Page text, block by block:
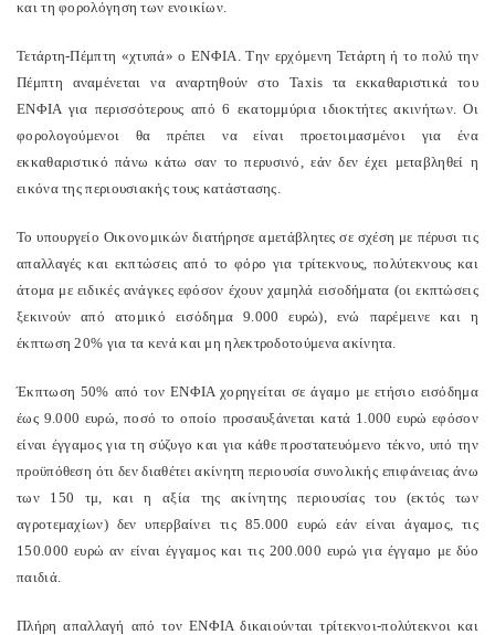
και τη φορολόγηση των ενοικίων.
Τετάρτη-Πέμπτη «χτυπά» ο ΕΝΦΙΑ. Την ερχόμενη Τετάρτη ή το πολύ την
Πέμπτη αναμένεται να αναρτηθούν στο Taxis τα εκκαθαριστικά του
ΕΝΦΙΑ για περισσότερους από 6 εκατομμύρια ιδιοκτήτες ακινήτων. Οι
φορολογούμενοι θα πρέπει να είναι προετοιμασμένοι για ένα
εκκαθαριστικό πάνω κάτω σαν το περυσινό, εάν δεν έχει μεταβληθεί η
εικόνα της περιουσιακής τους κατάστασης.
Το υπουργείο Οικονομικών διατήρησε αμετάβλητες σε σχέση με πέρυσι τις
απαλλαγές και εκπτώσεις από το φόρο για τρίτεκνους, πολύτεκνους και
άτομα με ειδικές ανάγκες εφόσον έχουν χαμηλά εισοδήματα (οι εκπτώσεις
ξεκινούν από ατομικό εισόδημα 9.000 ευρώ), ενώ παρέμεινε και η
έκπτωση 20% για τα κενά και μη ηλεκτροδοτούμενα ακίνητα.
Έκπτωση 50% από τον ΕΝΦΙΑ χορηγείται σε άγαμο με ετήσιο εισόδημα
έως 9.000 ευρώ, ποσό το οποίο προσαυξάνεται κατά 1.000 ευρώ εφόσον
είναι έγγαμος για τη σύζυγο και για κάθε προστατευόμενο τέκνο, υπό την
προϋπόθεση ότι δεν διαθέτει ακίνητη περιουσία συνολικής επιφάνειας άνω
των 150 τμ, και η αξία της ακίνητης περιουσίας του (εκτός των
αγροτεμαχίων) δεν υπερβαίνει τις 85.000 ευρώ εάν είναι άγαμος, τις
150.000 ευρώ αν είναι έγγαμος και τις 200.000 ευρώ για έγγαμο με δύο
παιδιά.
Πλήρη απαλλαγή από τον ΕΝΦΙΑ δικαιούνται τρίτεκνοι-πολύτεκνοι και